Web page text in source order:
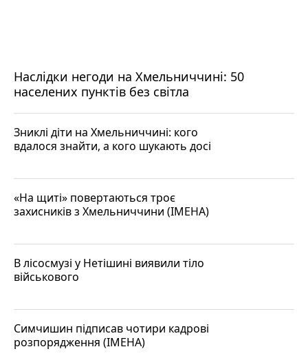
Наслідки негоди на Хмельниччині: 50
населених пунктів без світла
Зниклі діти на Хмельниччині: кого
вдалося знайти, а кого шукають досі
«На щиті» повертаються троє
захисників з Хмельниччини (ІМЕНА)
В лісосмузі у Нетішині виявили тіло
військового
Симчишин підписав чотири кадрові
розпорядження (ІМЕНА)